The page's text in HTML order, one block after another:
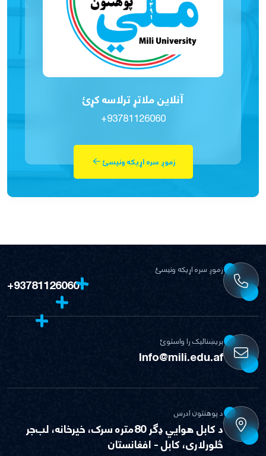
آنلاین ملاتړ ترلاسه کړئ
+93781126060
زموږ سره اړیکه ونیسئ
زموږ سره اړیکه ونیسئ
+93781126060
بریښنالیک را واستوئ
Info@mili.edu.af
د پوهنتون ادرس
د کابل هوايي ډګر 80متره سرک، خيرخانه، لب‌جر
څلورلاری، کابل - افغانستان